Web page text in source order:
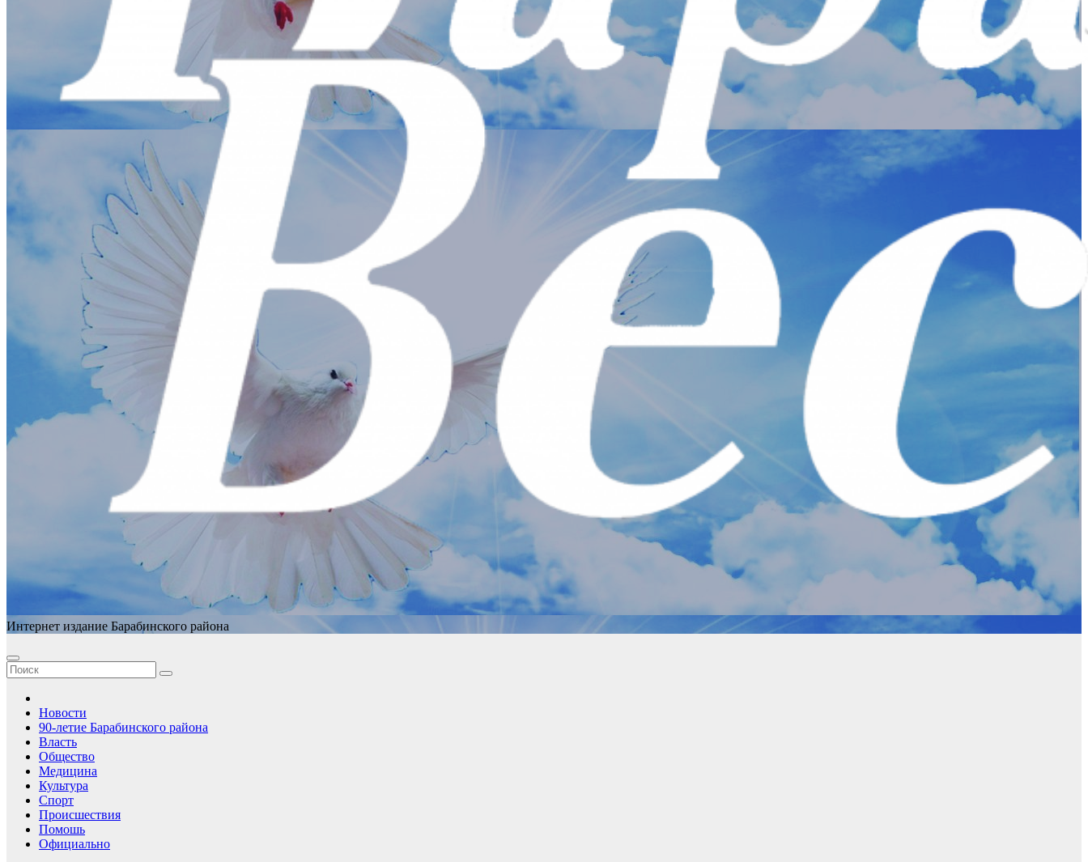
Интернет издание Барабинского района
Новости
90-летие Барабинского района
Власть
Общество
Медицина
Культура
Спорт
Происшествия
Помошь
Официально